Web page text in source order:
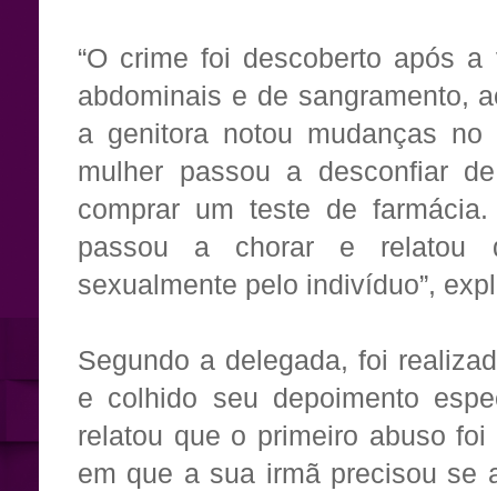
“O crime foi descoberto após
abdominais e de sangramento,
a genitora notou mudanças
mulher passou a desconfiar
comprar um teste de
passou a chorar e relatou
sexualmente pelo indivíduo”,
Segundo a delegada, foi
e colhido seu depoimento
relatou que o primeiro abuso
em que a sua irmã precisou se